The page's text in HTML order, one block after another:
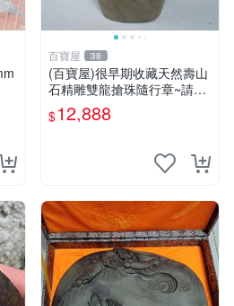
百寶屋 38
(百寶屋)很早期收藏天然壽山
石精雕雙龍搶珠隨行章~請詳
見照片~特賣價僅給第一標
$12,888